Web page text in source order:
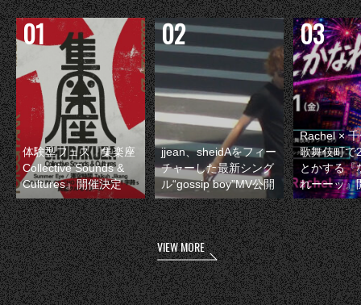
体験型フェス『集楽座
Collective Sounds &
Cultures』開催決定
jjean、sheidAをフィー
チャーした最新シング
ル“gossip boy”MV公開
Rachel ×
歌舞伎町で
とかする『
れーーッ』
VIEW MORE